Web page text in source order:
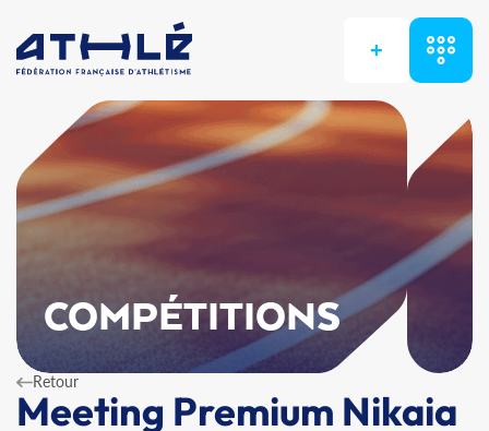
+
COMPÉTITIONS
Retour
Meeting Premium Nikaia